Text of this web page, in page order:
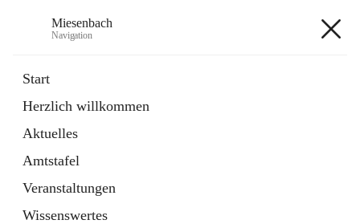
Miesenbach
Navigation
Start
Herzlich willkommen
Aktuelles
Amtstafel
Veranstaltungen
Wissenswertes
Externe Webseite
in
Tab
Region Schneebergland
Externe Webseite
öffnet
in
neuem
Tab